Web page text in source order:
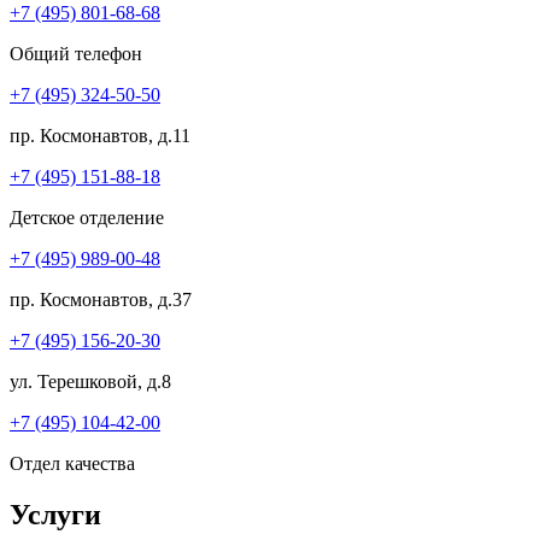
+7 (495) 801-68-68
Общий телефон
+7 (495) 324-50-50
пр. Космонавтов, д.11
+7 (495) 151-88-18
Детское отделение
+7 (495) 989-00-48
пр. Космонавтов, д.37
+7 (495) 156-20-30
ул. Терешковой, д.8
+7 (495) 104-42-00
Отдел качества
Услуги